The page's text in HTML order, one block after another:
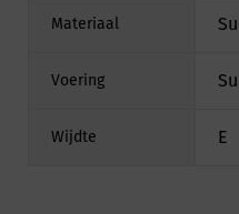
Materiaal
Voering
Wijdte E